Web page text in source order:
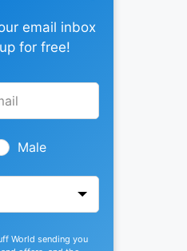
email inbox
for free!
Male
World sending you